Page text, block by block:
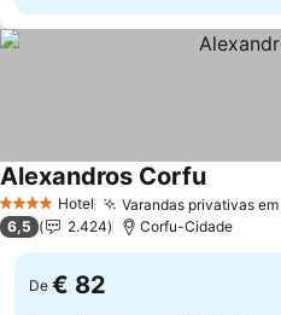
4 EstrelasHotel Varandas privativas
Alexandros Corfu
6,5 2.424 Corfu-Cidade
De € 82